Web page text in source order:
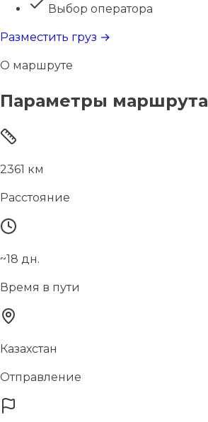
Выбор оператора
Разместить груз →
О маршруте
Параметры маршрута
2361 км
Расстояние
~18 дн.
Время в пути
Казахстан
Отправление